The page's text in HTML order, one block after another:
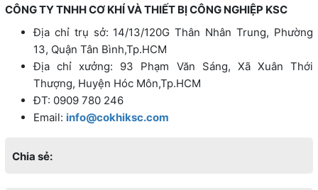
CÔNG TY TNHH CƠ KHÍ VÀ THIẾT BỊ CÔNG NGHIỆP KSC
Địa chỉ trụ sở: 14/13/120G Thân Nhân Trung, Phường
13, Quận Tân Bình,Tp.HCM
Địa chỉ xưởng: 93 Phạm Văn Sáng, Xã Xuân Thới
Thượng, Huyện Hóc Môn,Tp.HCM
ĐT: 0909 780 246
Email: info@cokhiksc.com
Chia sẻ: